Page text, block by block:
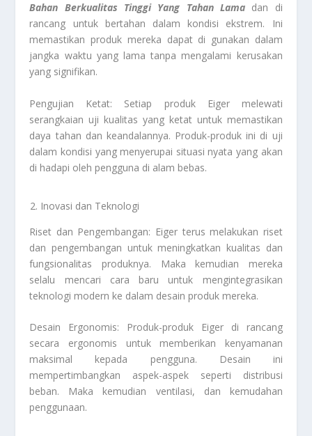
Bahan Berkualitas Tinggi Yang Tahan Lamadan di
rancang untuk bertahan dalam kondisi ekstrem. Ini
memastikan produk mereka dapat di gunakan dalam
jangka waktu yang lama tanpa mengalami kerusakan
yang signifikan.
Pengujian Ketat: Setiap produk Eiger melewati
serangkaian uji kualitas yang ketat untuk memastikan
daya tahan dan keandalannya. Produk-produk ini di uji
dalam kondisi yang menyerupai situasi nyata yang akan
di hadapi oleh pengguna di alam bebas.
Inovasi dan Teknologi
Riset dan Pengembangan: Eiger terus melakukan riset
dan pengembangan untuk meningkatkan kualitas dan
fungsionalitas produknya. Maka kemudian mereka
selalu mencari cara baru untuk mengintegrasikan
teknologi modern ke dalam desain produk mereka.
Desain Ergonomis: Produk-produk Eiger di rancang
secara ergonomis untuk memberikan kenyamanan
maksimal kepada pengguna. Desain ini
mempertimbangkan aspek-aspek seperti distribusi
beban. Maka kemudian ventilasi, dan kemudahan
penggunaan.